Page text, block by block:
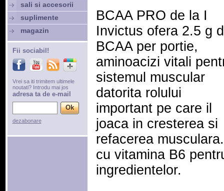
BCAA PRO de la I
Invictus ofera 2.5 g
BCAA per portie,
aminoacizi vitali
sistemul muscular
datorita rolului
important pe care il
joaca in cresterea si
refacerea
cu vitamina B6
ingredientelor.
sali si accesorii
suplimente
magazin
Fii sociabil!
Vrei sa iti trimitem ultimele
noutati? Introdu mai jos
adresa ta de e-mail
dezabonare